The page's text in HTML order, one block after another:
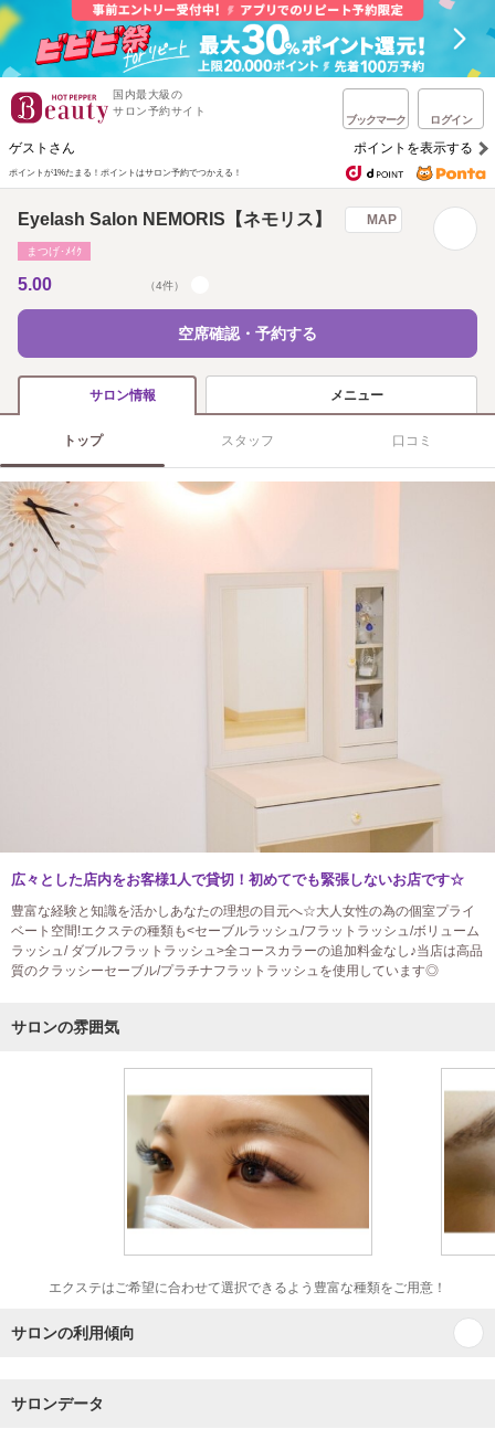
国内最大級の
サロン予約サイト
ブックマーク ログイン
ゲストさん ポイントを表示する
ポイントが1%たまる！ ポイントはサロン予約でつかえる！
Eyelash Salon NEMORIS【ネモリス】 MAP
まつげ･ﾒｲｸ
5.00 （4件）
空席確認・予約する
サロン情報 メニュー
トップ スタッフ 口コミ
広々とした店内をお客様1人で貸切！初めてでも緊張しないお店です☆
豊富な経験と知識を活かしあなたの理想の目元へ☆大人女性の為の個室プライ
ベート空間!エクステの種類も<セーブルラッシュ/フラットラッシュ/ボリューム
ラッシュ/ ダブルフラットラッシュ>全コースカラーの追加料金なし♪当店は高品
質のクラッシーセーブル/プラチナフラットラッシュを使用しています◎
サロンの雰囲気
エクステはご希望に合わせて選択できるよう豊富な種類をご用意！
サロンの利用傾向
サロンデータ